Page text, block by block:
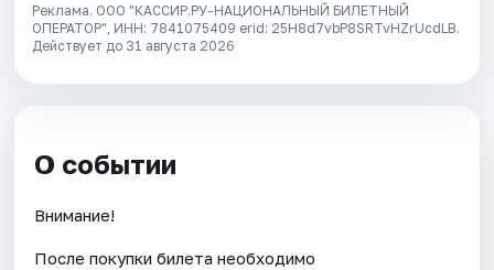
Реклама. ООО "КАССИР.РУ-НАЦИОНАЛЬНЫЙ БИЛЕТНЫЙ
ОПЕРАТОР", ИНН: 7841075409 erid: 25H8d7vbP8SRTvHZrUcdLB.
Действует до 31 августа 2026
О событии
Внимание!
После покупки билета необходимо